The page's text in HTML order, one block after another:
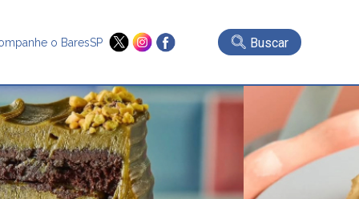
o BaresSP Buscar